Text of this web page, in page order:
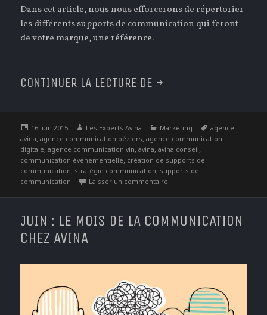
Dans cet article, nous nous efforcerons de répertorier
les différents supports de communication qui feront
de votre marque, une référence.
CONTINUER LA LECTURE DE SUPPORTS DE
Publié
le
16 juin 2015 Auteur
Les Experts Avina Catégories
Marketing Étiquettes
agence
avina,agence communication béziers,agence communication
digitale,agence communication vin,avina,avina conseil,
communication événementielle, création de supports de
communication, stratégie communication, supports de
communication
Laisser un commentaire
JUIN : LE MOIS DE LA COMMUNICATION
CHEZ AVINA